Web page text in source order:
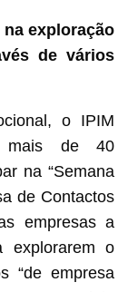
exploração
de vários
o IPIM
mais de 40
na “Semana
de Contactos
empresas a
explorarem o
“de empresa